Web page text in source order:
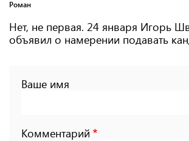
Роман
Нет, не первая. 24 января Игорь
объявил о намерении подавать
Ваше имя
Комментарий